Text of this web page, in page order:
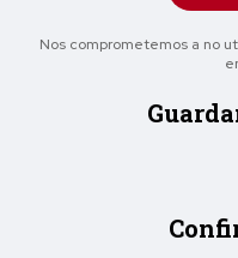
Nos comprometemos a no